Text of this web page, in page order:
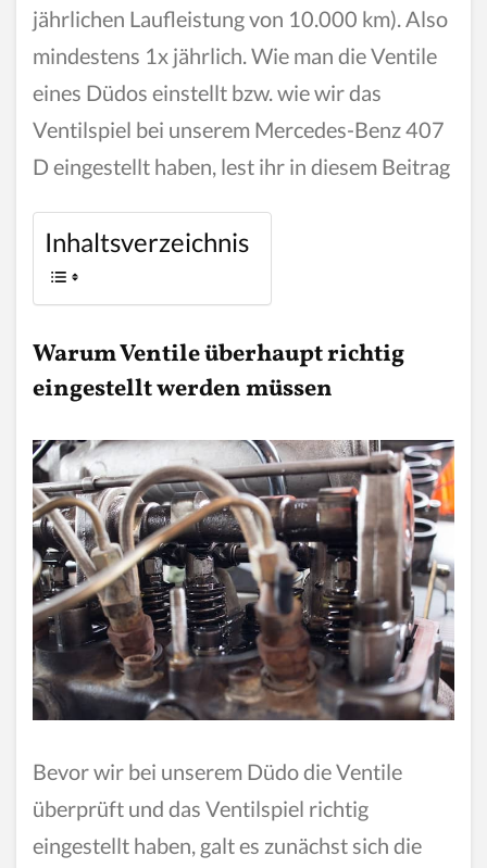
jährlichen Laufleistung von 10.000 km). Also
mindestens 1x jährlich. Wie man die Ventile
eines Düdos einstellt bzw. wie wir das
Ventilspiel bei unserem Mercedes-Benz 407
D eingestellt haben, lest ihr in diesem Beitrag
Inhaltsverzeichnis
Warum Ventile überhaupt richtig
eingestellt werden müssen
Bevor wir bei unserem Düdo die Ventile
überprüft und das Ventilspiel richtig
eingestellt haben, galt es zunächst sich die